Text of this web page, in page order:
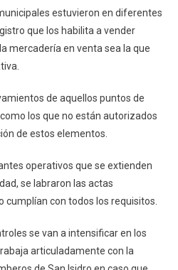
estuvieron en diferentes
que los habilita a vender
mercadería en venta sea la que
de aquellos puntos de
los que no están autorizados
de estos elementos.
operativos que se extienden
se labraron las actas
cumplían con todos los requisitos.
se van a intensificar en los
articuladamente con la